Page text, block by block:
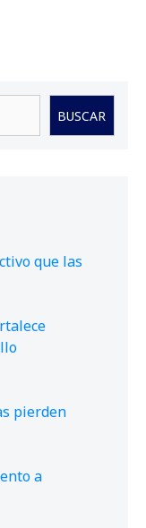
BUSCAR
que las
pierden
a